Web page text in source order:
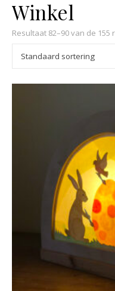
Winkel
Resultaat 82–90 van de